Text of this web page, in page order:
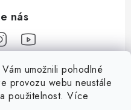
umožnili pohodlné
provozu webu neustále
použitelnost. Více